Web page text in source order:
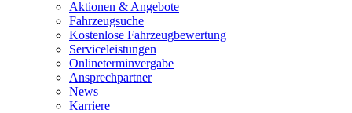
Aktionen & Angebote
Fahrzeugsuche
Kostenlose Fahrzeugbewertung
Serviceleistungen
Onlineterminvergabe
Ansprechpartner
News
Karriere